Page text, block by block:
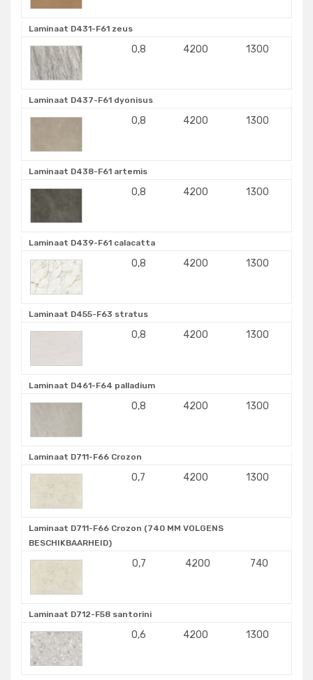
Laminaat D431-F61 zeus
0,8 4200 1300
Laminaat D437-F61 dyonisus
0,8 4200 1300
Laminaat D438-F61 artemis
0,8 4200 1300
Laminaat D439-F61 calacatta
0,8 4200 1300
Laminaat D455-F63 stratus
0,8 4200 1300
Laminaat D461-F64 palladium
0,8 4200 1300
Laminaat D711-F66 Crozon
0,7 4200 1300
Laminaat D711-F66 Crozon (740 MM VOLGENS
BESCHIKBAARHEID)
0,7 4200 740
Laminaat D712-F58 santorini
0,6 4200 1300